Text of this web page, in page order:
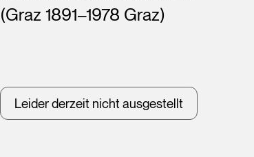
(Graz 1891–1978 Graz)
Leider derzeit nicht ausgestellt